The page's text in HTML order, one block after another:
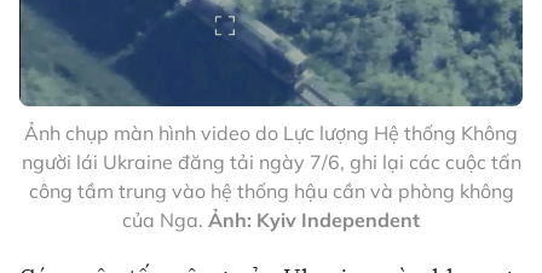
Ảnh chụp màn hình video do Lực lượng Hệ thống Không
người lái Ukraine đăng tải ngày 7/6, ghi lại các cuộc tấn
công tầm trung vào hệ thống hậu cần và phòng không
của Nga. Ảnh: Kyiv Independent